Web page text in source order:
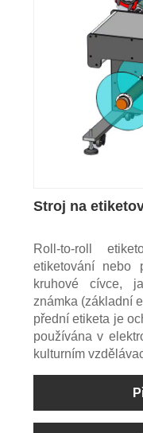
Stroj na
Roll-to-roll
etiketování nebo
kruhové cívce,
známka (základní
přední etiketa je
používána v
kulturním